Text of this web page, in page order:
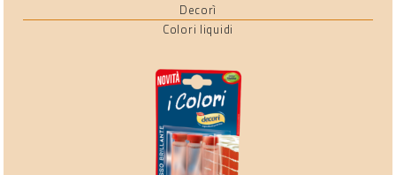
Decorì
Colori liquidi